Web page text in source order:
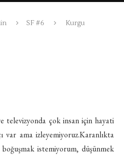
SF #6 Kurgu
çok insan için hayati
ama izleyemiyoruz.Karanlıkta
istemiyorum, düşünmek